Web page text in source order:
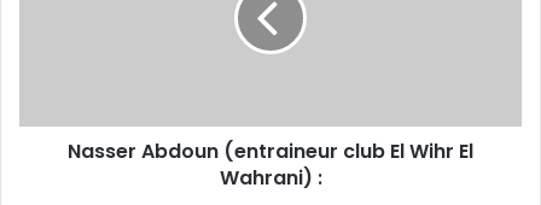
Nasser Abdoun (entraineur club El Wihr El
Wahrani) :